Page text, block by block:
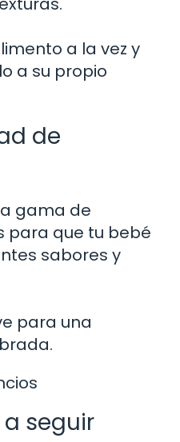
a la vez y
a su propio
de
gama de
para que tu bebé
sabores y
para una
seguir